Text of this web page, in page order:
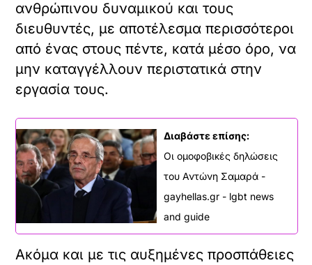
ανθρώπινου δυναμικού και τους
διευθυντές, με αποτέλεσμα περισσότεροι
από ένας στους πέντε, κατά μέσο όρο, να
μην καταγγέλλουν περιστατικά στην
εργασία τους.
Διαβάστε επίσης:
Οι ομοφοβικές δηλώσεις
του Αντώνη Σαμαρά -
gayhellas.gr - lgbt news
and guide
Ακόμα και με τις αυξημένες προσπάθειες